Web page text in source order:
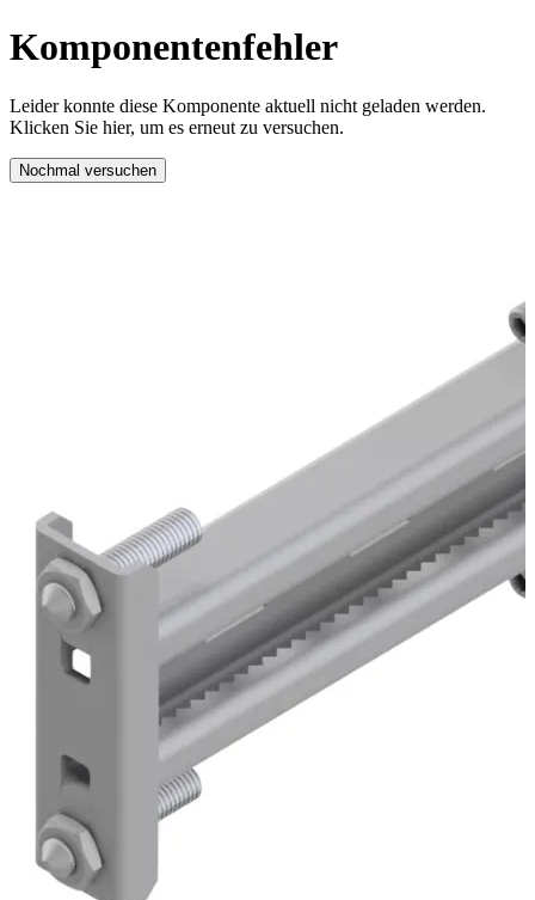
Komponentenfehler
Leider konnte diese Komponente aktuell nicht geladen werden.
Klicken Sie hier, um es erneut zu versuchen.
Nochmal versuchen